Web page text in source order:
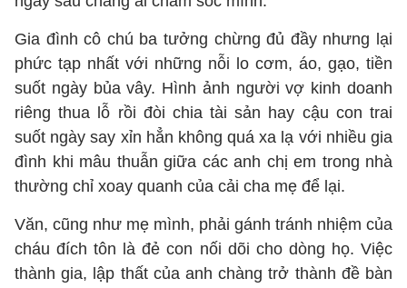
Gia đình cô chú ba tưởng chừng đủ đầy nhưng lại
phức tạp nhất với những nỗi lo cơm, áo, gạo, tiền
suốt ngày bủa vây. Hình ảnh người vợ kinh doanh
riêng thua lỗ rồi đòi chia tài sản hay cậu con trai
suốt ngày say xỉn hẳn không quá xa lạ với nhiều gia
đình khi mâu thuẫn giữa các anh chị em trong nhà
thường chỉ xoay quanh của cải cha mẹ để lại.
Văn, cũng như mẹ mình, phải gánh tránh nhiệm của
cháu đích tôn là đẻ con nối dõi cho dòng họ. Việc
thành gia, lập thất của anh chàng trở thành đề bàn